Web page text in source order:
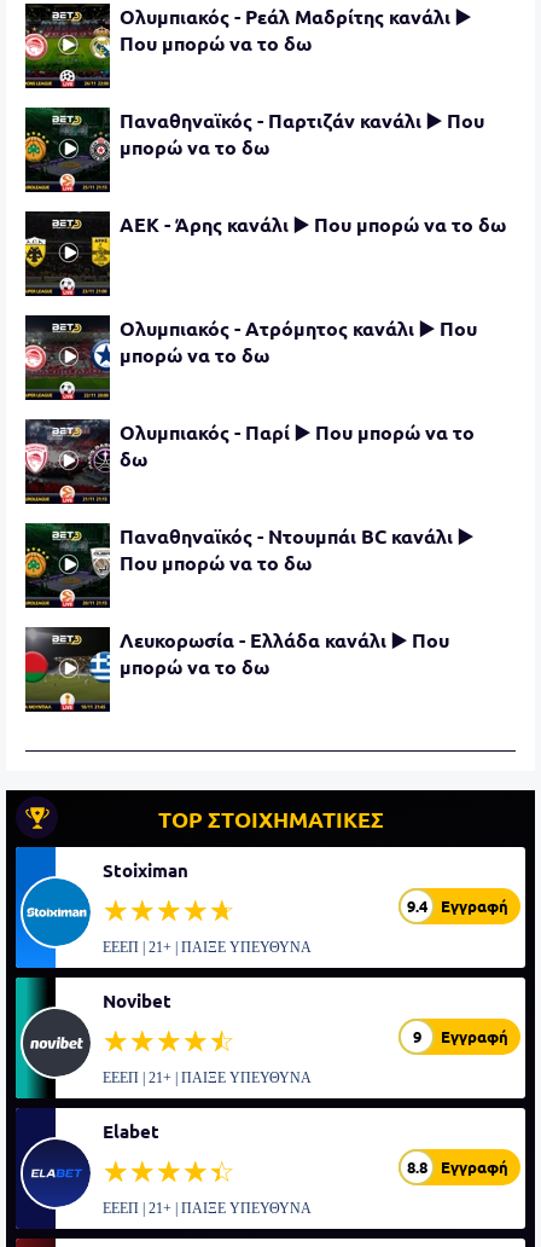
Ολυμπιακός - Ρεάλ Μαδρίτης κανάλι ▶️
Που μπορώ να το δω
Παναθηναϊκός - Παρτιζάν κανάλι ▶️ Που
μπορώ να το δω
ΑΕΚ - Άρης κανάλι ▶️ Που μπορώ να το δω
Ολυμπιακός - Ατρόμητος κανάλι ▶️ Που
μπορώ να το δω
Ολυμπιακός - Παρί ▶️ Που μπορώ να το
δω
Παναθηναϊκός - Ντουμπάι BC κανάλι ▶️
Που μπορώ να το δω
Λευκορωσία - Ελλάδα κανάλι ▶️ Που
μπορώ να το δω
TOP ΣΤΟΙΧΗΜΑΤΙΚΕΣ
Stoiximan
☆☆☆☆☆
★★★★★ 9.4 Εγγραφή
ΕΕΕΠ | 21+ | ΠΑΙΞΕ ΥΠΕΥΘΥΝΑ
Novibet
☆☆☆☆☆
★★★★★ 9 Εγγραφή
ΕΕΕΠ | 21+ | ΠΑΙΞΕ ΥΠΕΥΘΥΝΑ
Elabet
☆☆☆☆☆
★★★★★ 8.8 Εγγραφή
ΕΕΕΠ | 21+ | ΠΑΙΞΕ ΥΠΕΥΘΥΝΑ